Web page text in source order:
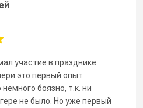
участие в празднике
это первый опыт
боязно, т.к. ни
не было. Но уже первый